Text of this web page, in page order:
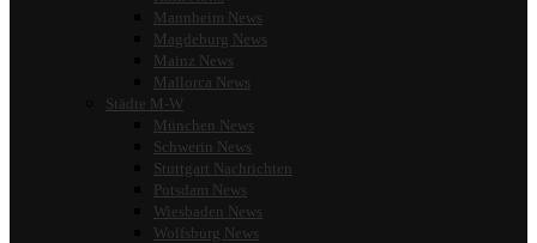
Mannheim News
Magdeburg News
Mainz News
Mallorca News
Städte M-W
München News
Schwerin News
Stuttgart Nachrichten
Potsdam News
Wiesbaden News
Wolfsburg News